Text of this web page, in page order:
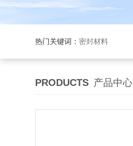
热门关键词： 密封材料
PRODUCTS 产品中心